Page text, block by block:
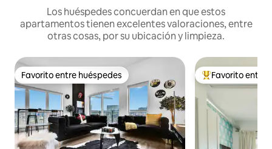
Los huéspedes concuerdan en que estos
apartamentos tienen excelentes valoraciones, entre
otras cosas, por su ubicación y limpieza.
Favorito entre huéspedes
Favorito entre huéspedes Favorito entre
Favorito entre